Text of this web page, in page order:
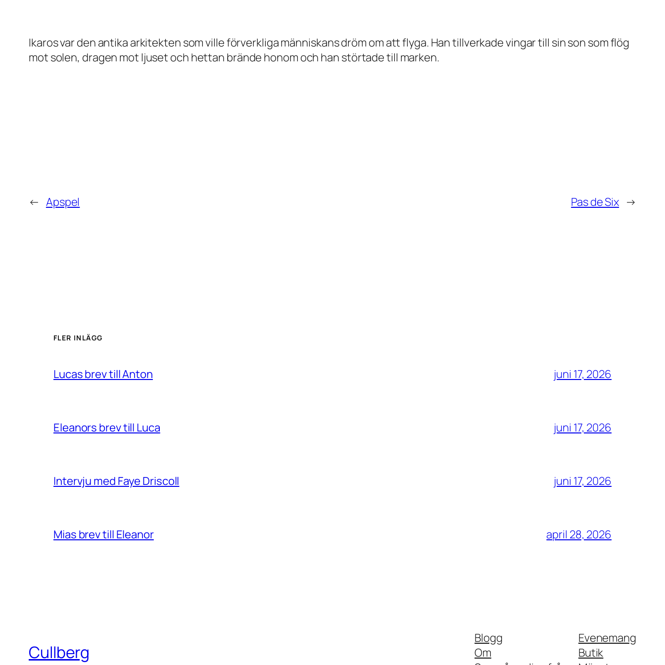
Ikaros var den antika arkitekten som ville förverkliga människans dröm om att flyga. Han tillverkade vingar till sin son som flög
mot solen, dragen mot ljuset och hettan brände honom och han störtade till marken.
← Apspel Pas de Six →
FLER INLÄGG
Lucas brev till Anton juni 17, 2026
Eleanors brev till Luca juni 17, 2026
Intervju med Faye Driscoll juni 17, 2026
Mias brev till Eleanor april 28, 2026
Cullberg
Blogg
Om
Evenemang
Butik